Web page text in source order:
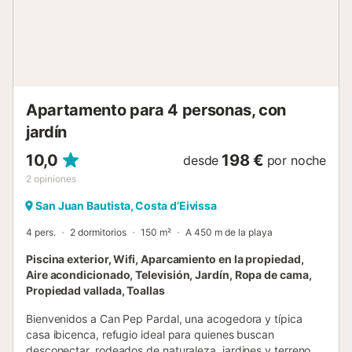
Apartamento para 4 personas, con
jardín
10,0
2 opiniones
desde 198 € por noche
San Juan Bautista, Costa d’Eivissa
4 pers. 2 dormitorios 150 m² A 450 m de la playa
Piscina exterior, Wifi, Aparcamiento en la propiedad,
Aire acondicionado, Televisión, Jardín, Ropa de cama,
Propiedad vallada, Toallas
Bienvenidos a Can Pep Pardal, una acogedora y típica
casa ibicenca, refugio ideal para quienes buscan